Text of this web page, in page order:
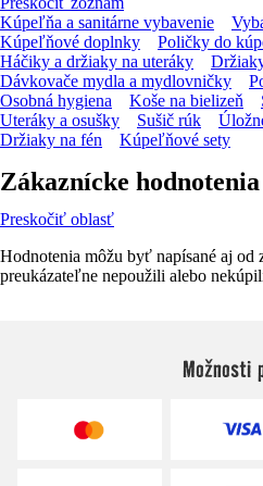
Kúpeľňa a sanitárne vybavenie
Kúpeľňové doplnky
Poličky do
Háčiky a držiaky na uteráky
Dávkovače mydla a mydlovničky
Osobná hygiena
Koše na bielizeň
Uteráky a osušky
Sušič rúk
Držiaky na fén
Kúpeľňové sety
Zákaznícke hodnotenia
Preskočiť oblasť
Hodnotenia môžu byť napísané aj od
preukázateľne nepoužili alebo
Možnosti